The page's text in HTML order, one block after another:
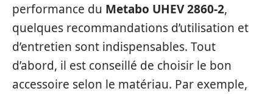
performance du Metabo UHEV 2860-2,
quelques recommandations d’utilisation et
d’entretien sont indispensables. Tout
d’abord, il est conseillé de choisir le bon
accessoire selon le matériau. Par exemple,